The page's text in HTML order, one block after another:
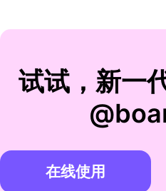
试试，新一
在线使用